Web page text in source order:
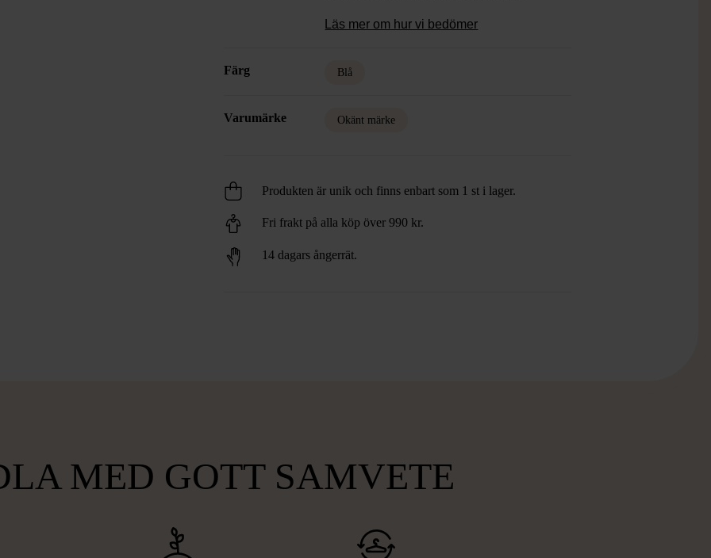
Läs mer om hur vi bedömer
Färg Blå
Varumärke Okänt märke
Produkten är unik och finns enbart som 1 st i lager.
Fri frakt på alla köp över 990 kr.
14 dagars ångerrät.
MED GOTT SAMVETE